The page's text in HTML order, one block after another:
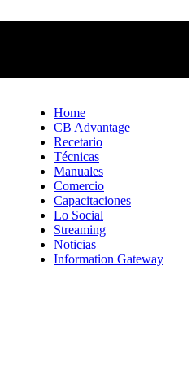
Home
CB Advantage
Recetario
Técnicas
Manuales
Comercio
Capacitaciones
Lo Social
Streaming
Noticias
Information Gateway